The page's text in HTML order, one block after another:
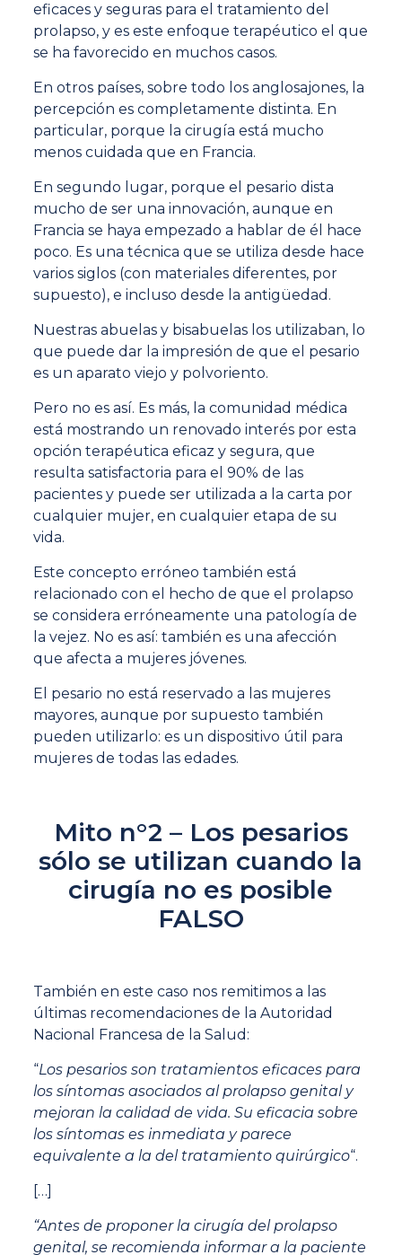
eficaces y seguras para el tratamiento del
prolapso, y es este enfoque terapéutico el que
se ha favorecido en muchos casos.
En otros países, sobre todo los anglosajones, la
percepción es completamente distinta. En
particular, porque la cirugía está mucho
menos cuidada que en Francia.
En segundo lugar, porque el pesario dista
mucho de ser una innovación, aunque en
Francia se haya empezado a hablar de él hace
poco. Es una técnica que se utiliza desde hace
varios siglos (con materiales diferentes, por
supuesto), e incluso desde la antigüedad.
Nuestras abuelas y bisabuelas los utilizaban, lo
que puede dar la impresión de que el pesario
es un aparato viejo y polvoriento.
Pero no es así. Es más, la comunidad médica
está mostrando un renovado interés por esta
opción terapéutica eficaz y segura, que
resulta satisfactoria para el 90% de las
pacientes y puede ser utilizada a la carta por
cualquier mujer, en cualquier etapa de su
vida.
Este concepto erróneo también está
relacionado con el hecho de que el prolapso
se considera erróneamente una patología de
la vejez. No es así: también es una afección
que afecta a mujeres jóvenes.
El pesario no está reservado a las mujeres
mayores, aunque por supuesto también
pueden utilizarlo: es un dispositivo útil para
mujeres de todas las edades.
Mito n°2 – Los pesarios
sólo se utilizan cuando la
cirugía no es posible
FALSO
También en este caso nos remitimos a las
últimas recomendaciones de la Autoridad
Nacional Francesa de la Salud:
“Los pesarios son tratamientos eficaces para
los síntomas asociados al prolapso genital y
mejoran la calidad de vida. Su eficacia sobre
los síntomas es inmediata y parece
equivalente a la del tratamiento quirúrgico“.
[…]
“Antes de proponer la cirugía del prolapso
genital, se recomienda informar a la paciente